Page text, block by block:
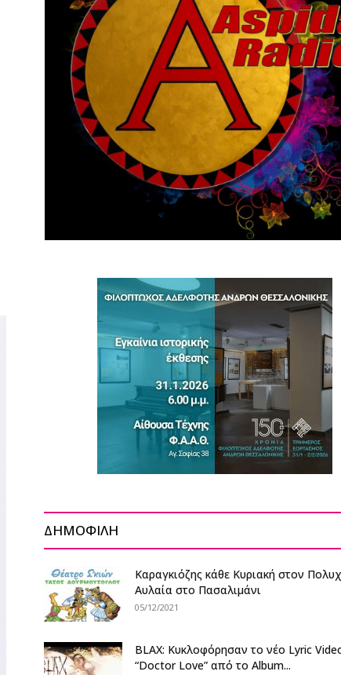
ΔΗΜΟΦΙΛΗ
Καραγκιόζης κάθε Κυριακή στον
Αυλαία στο Πασαλιμάνι
05/12/2021
BLAX: Κυκλοφόρησαν το νέο Lyric
“Doctor Love” από το Album...